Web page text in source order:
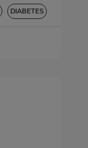
DIABETES